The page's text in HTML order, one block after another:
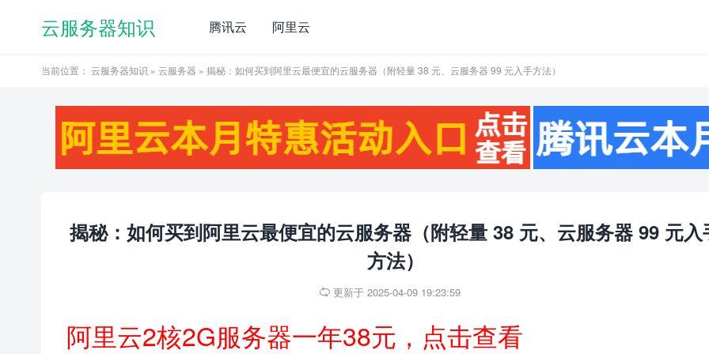
云服务器知识 腾讯云 阿里云
当前位置： 云服务器知识 » 云服务器 » 揭秘：如何买到阿里云最便宜的云服务器（附轻量 38 元、云服务器 99 元入手方法）
揭秘：如何买到阿里云最便宜的云服务器（附轻量 38 元、云服务器 99 元入
方法）
 更新于 2025-04-09 19:23:59
阿里云2核2G服务器一年38元，点击查看